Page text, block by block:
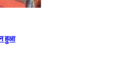
हुआ